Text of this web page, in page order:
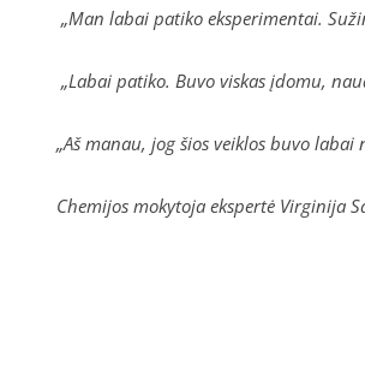
„Man labai patiko eksperimentai.
„Labai patiko. Buvo viskas įdomu,
„Aš manau, jog šios veiklos buvo
Chemijos mokytoja ekspertė Virginija